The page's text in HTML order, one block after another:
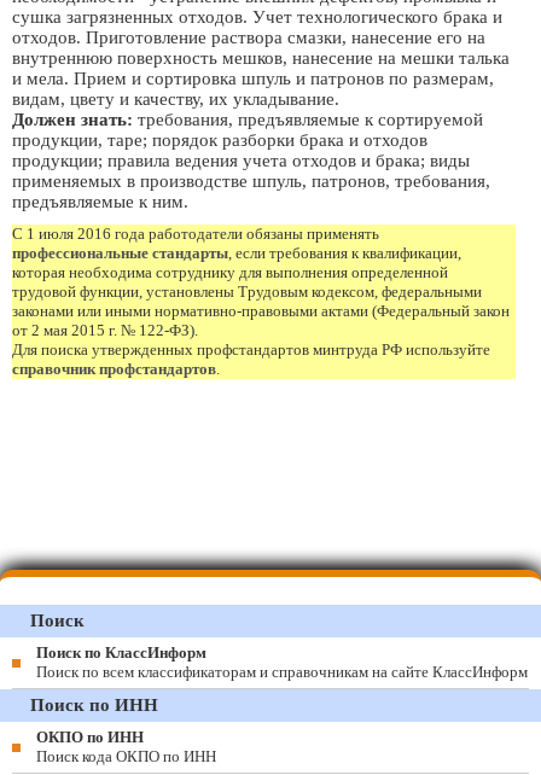
сушка загрязненных отходов. Учет технологического брака и
отходов. Приготовление раствора смазки, нанесение его на
внутреннюю поверхность мешков, нанесение на мешки талька
и мела. Прием и сортировка шпуль и патронов по размерам,
видам, цвету и качеству, их укладывание.
Должен знать: требования, предъявляемые к сортируемой
продукции, таре; порядок разборки брака и отходов
продукции; правила ведения учета отходов и брака; виды
применяемых в производстве шпуль, патронов, требования,
предъявляемые к ним.
С 1 июля 2016 года работодатели обязаны применять
профессиональные стандарты, если требования к квалификации,
которая необходима сотруднику для выполнения определенной
трудовой функции, установлены Трудовым кодексом, федеральными
законами или иными нормативно-правовыми актами (Федеральный закон
от 2 мая 2015 г. № 122-ФЗ).
Для поиска утвержденных профстандартов минтруда РФ используйте
справочник профстандартов.
Поиск
Поиск по КлассИнформ
Поиск по всем классификаторам и справочникам на сайте КлассИнформ
Поиск по ИНН
ОКПО по ИНН
Поиск кода ОКПО по ИНН